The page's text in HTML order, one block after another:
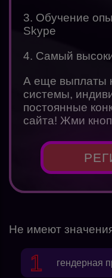
3. Обучение
Skype
4. Самый
А еще выплаты
системы,
постоянные
сайта! Жми
Не имеют
гендерная